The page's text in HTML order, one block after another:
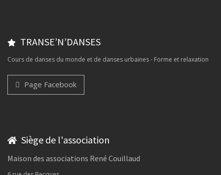
TRANSE’N’DANSES
Cours de danses du monde et de danses urbaines - Forme et relaxation
Page Facebook
Siège de l'association
Maison des associations René Couillaud